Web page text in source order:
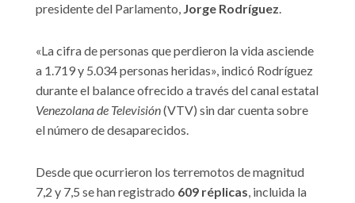
presidente del Parlamento, Jorge Rodríguez.
«La cifra de personas que perdieron la vida asciende
a 1.719 y 5.034 personas heridas», indicó Rodríguez
durante el balance ofrecido a través del canal estatal
Venezolana de Televisión(VTV) sin dar cuenta sobre
el número de desaparecidos.
Desde que ocurrieron los terremotos de magnitud
7,2 y 7,5 se han registrado 609 réplicas, incluida la